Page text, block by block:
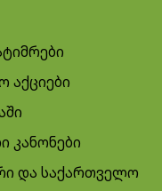
აქციები
კანონები
და საქართველო